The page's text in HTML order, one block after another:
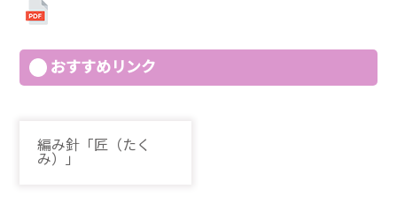
おすすめリンク
編み針「匠（たく
み）」